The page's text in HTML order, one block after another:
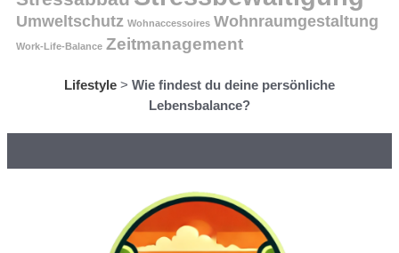
Umweltschutz Wohnaccessoires Wohnraumgestaltung
Work-Life-Balance Zeitmanagement
Lifestyle > Wie findest du deine persönliche
Lebensbalance?